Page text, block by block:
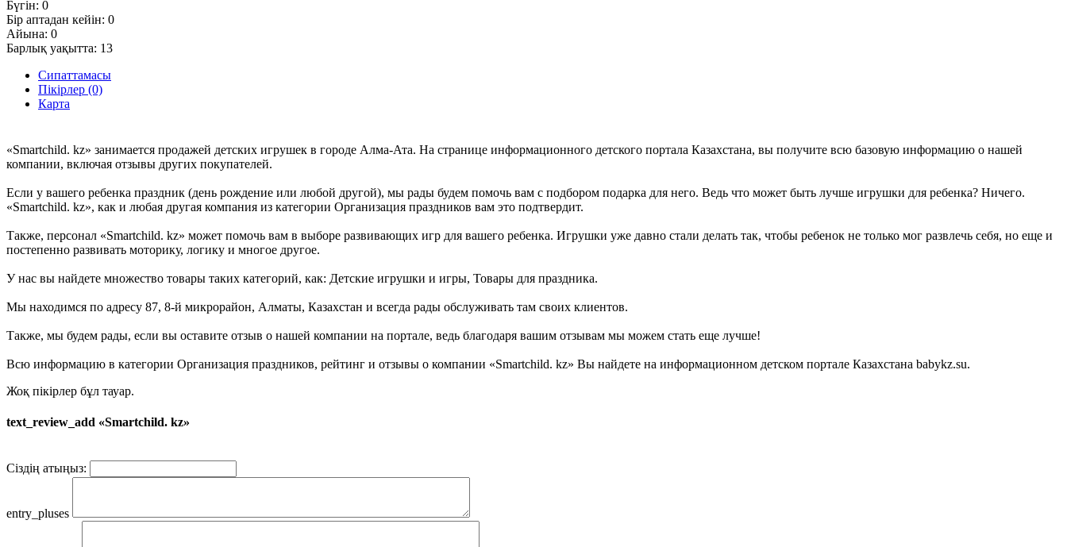
Бүгін: 0
Бір аптадан кейін: 0
Айына: 0
Барлық уақытта: 13
Сипаттамасы
Пікірлер (0)
Карта
«Smartchild. kz» занимается продажей детских игрушек в городе Алма-Ата. На странице информационного детского портала Казахстана, вы получите всю базовую информацию о нашей
компании, включая отзывы других покупателей.
Если у вашего ребенка праздник (день рождение или любой другой), мы рады будем помочь вам с подбором подарка для него. Ведь что может быть лучше игрушки для ребенка? Ничего.
«Smartchild. kz», как и любая другая компания из категории Организация праздников вам это подтвердит.
Также, персонал «Smartchild. kz» может помочь вам в выборе развивающих игр для вашего ребенка. Игрушки уже давно стали делать так, чтобы ребенок не только мог развлечь себя, но еще и
постепенно развивать моторику, логику и многое другое.
У нас вы найдете множество товары таких категорий, как: Детские игрушки и игры, Товары для праздника.
Мы находимся по адресу 87, 8-й микрорайон, Алматы, Казахстан и всегда рады обслуживать там своих клиентов.
Также, мы будем рады, если вы оставите отзыв о нашей компании на портале, ведь благодаря вашим отзывам мы можем стать еще лучше!
Всю информацию в категории Организация праздников, рейтинг и отзывы о компании «Smartchild. kz» Вы найдете на информационном детском портале Казахстана babykz.su.
Жоқ пікірлер бұл тауар.
text_review_add «Smartchild. kz»
Сіздің атыңыз:
entry_pluses